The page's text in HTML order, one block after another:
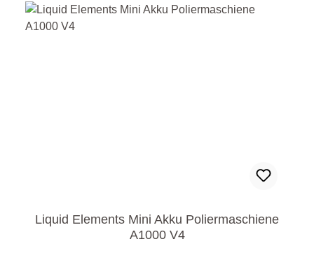
Liquid Elements Mini Akku Poliermaschiene
A1000 V4